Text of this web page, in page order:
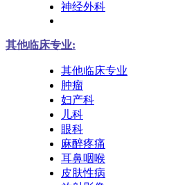
神经外科
其他临床专业:
其他临床专业
肿瘤
妇产科
儿科
眼科
麻醉疼痛
耳鼻咽喉
皮肤性病